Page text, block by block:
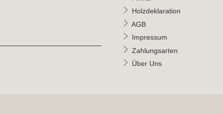
Holzdeklaration
AGB
Impressum
Zahlungsarten
Über Uns